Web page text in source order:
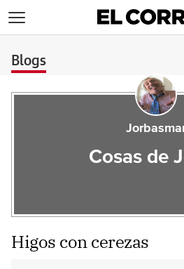
Blogs
Cosas de
Higos con cerezas